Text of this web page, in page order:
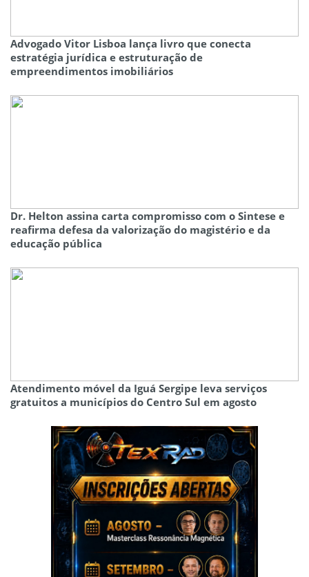
Advogado Vitor Lisboa lança livro que conecta
estratégia jurídica e estruturação de
empreendimentos imobiliários
Dr. Helton assina carta compromisso com o Sintese e
reafirma defesa da valorização do magistério e da
educação pública
Atendimento móvel da Iguá Sergipe leva serviços
gratuitos a municípios do Centro Sul em agosto